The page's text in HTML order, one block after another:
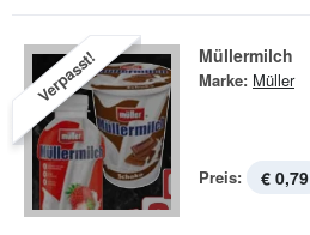
Verpasst! Müllermilch
Marke: Müller
Preis: € 0,79